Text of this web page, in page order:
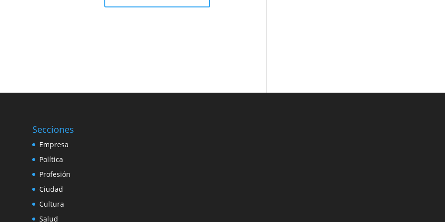
Secciones
Empresa
Política
Profesión
Ciudad
Cultura
Salud